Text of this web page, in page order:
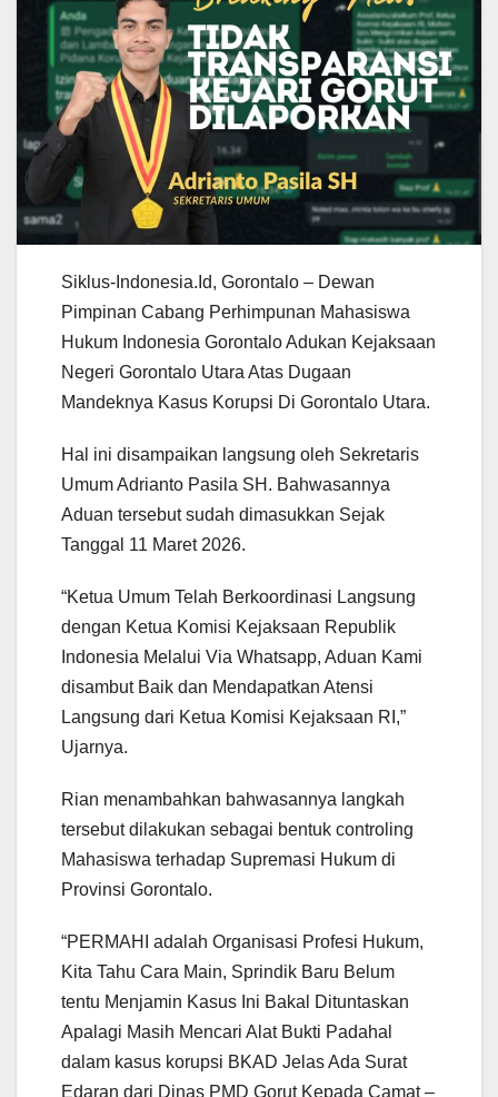
Siklus-Indonesia.Id, Gorontalo – Dewan
Pimpinan Cabang Perhimpunan Mahasiswa
Hukum Indonesia Gorontalo Adukan Kejaksaan
Negeri Gorontalo Utara Atas Dugaan
Mandeknya Kasus Korupsi Di Gorontalo Utara.
Hal ini disampaikan langsung oleh Sekretaris
Umum Adrianto Pasila SH. Bahwasannya
Aduan tersebut sudah dimasukkan Sejak
Tanggal 11 Maret 2026.
“Ketua Umum Telah Berkoordinasi Langsung
dengan Ketua Komisi Kejaksaan Republik
Indonesia Melalui Via Whatsapp, Aduan Kami
disambut Baik dan Mendapatkan Atensi
Langsung dari Ketua Komisi Kejaksaan RI,”
Ujarnya.
Rian menambahkan bahwasannya langkah
tersebut dilakukan sebagai bentuk controling
Mahasiswa terhadap Supremasi Hukum di
Provinsi Gorontalo.
“PERMAHI adalah Organisasi Profesi Hukum,
Kita Tahu Cara Main, Sprindik Baru Belum
tentu Menjamin Kasus Ini Bakal Dituntaskan
Apalagi Masih Mencari Alat Bukti Padahal
dalam kasus korupsi BKAD Jelas Ada Surat
Edaran dari Dinas PMD Gorut Kepada Camat –